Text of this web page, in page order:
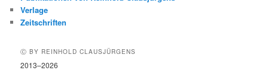
Verlage
Zeitschriften
Ⓒ BY REINHOLD CLAUSJÜRGENS
2013–2026